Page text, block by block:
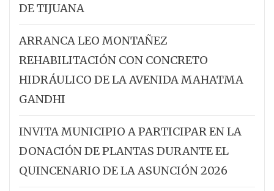
DE TIJUANA
ARRANCA LEO MONTAÑEZ
REHABILITACIÓN CON CONCRETO
HIDRÁULICO DE LA AVENIDA MAHATMA
GANDHI
INVITA MUNICIPIO A PARTICIPAR EN LA
DONACIÓN DE PLANTAS DURANTE EL
QUINCENARIO DE LA ASUNCIÓN 2026